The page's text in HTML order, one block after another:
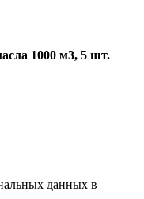
1000 м3, 5 шт.
данных в